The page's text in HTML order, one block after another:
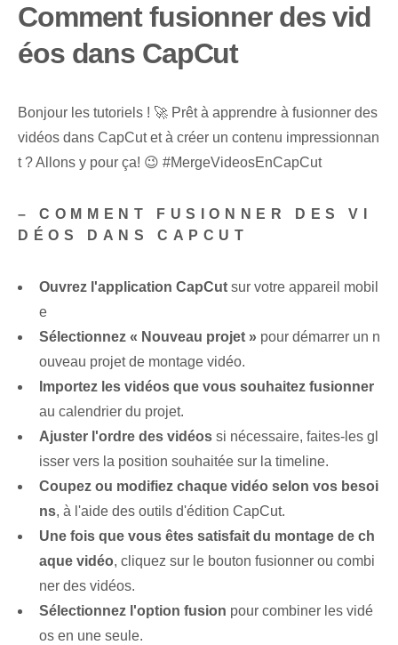
Comment fusionner des vid
éos dans CapCut
Bonjour les tutoriels ! 🚀 Prêt à apprendre à fusionner des
vidéos dans CapCut et à créer un contenu impressionnan
t ? Allons y pour ça! 😉 #MergeVideosEnCapCut
– COMMENT FUSIONNER DES VI
DÉOS DANS CAPCUT
Ouvrez l'application CapCut sur votre appareil mobil
e
Sélectionnez « Nouveau projet » pour démarrer un n
ouveau projet de montage vidéo.
Importez les vidéos que vous souhaitez fusionner
au calendrier du projet.
Ajuster l'ordre des vidéos si nécessaire, faites-les gl
isser vers la position souhaitée sur la timeline.
Coupez ou modifiez chaque vidéo selon vos besoi
ns, à l'aide des outils d'édition CapCut.
Une fois que vous êtes satisfait du montage de ch
aque vidéo, cliquez sur le bouton fusionner ou combi
ner des vidéos.
Sélectionnez l'option fusion pour combiner les vidé
os en une seule.